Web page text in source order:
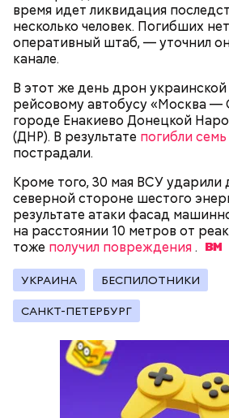
время идет ликвидация
несколько человек. Погибших
оперативный штаб, — уточнил
канале.
В этот же день дрон
рейсовому автобусу «Москва —
городе Енакиево Донецкой
(ДНР). В результате погибли
пострадали.
Кроме того, 30 мая ВСУ ударили
северной стороне шестого
результате атаки фасад
на расстоянии 10 метров от
тоже получил повреждения.
УКРАИНА БЕСПИЛОТНИКИ
САНКТ-ПЕТЕРБУРГ
— Гасанов, являясь
предпринимателем, осуществлял
предпринимательскую
продажи и размещения рекламы
сетях. С целью сокрытия своих
денежных средств от
покупателей различных
прогнозов ставок на спорт
свои личные лицевые счета как
также на подконтрольные
счета, — пояснили вмосковской
Родственники обналичивали
их Гасанову. А чтобы
распределял их между еще
либопокупал на них квартиры.
Первой жертвой Миссюры была
Именно на ней молодой человек
Миссюры Константин. 3 февраля
когда молодые люди ехали
подозреваемый угостил
этиленгликолем. Через два дня
больнице.